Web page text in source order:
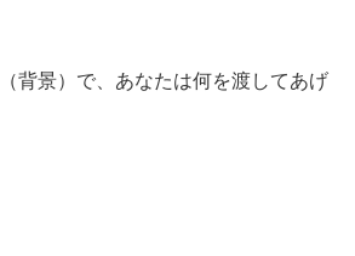
背景）で、あなたは何を渡してあげ